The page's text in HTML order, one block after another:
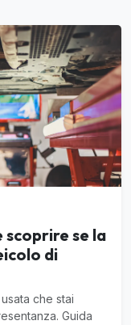
scoprire se la
di
che stai
Guida